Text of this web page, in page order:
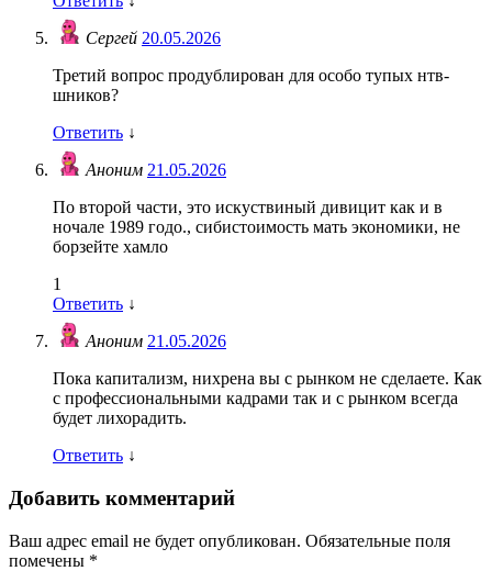
Сергей 20.05.2026
Третий вопрос продублирован для особо тупых нтв-
шников?
Ответить ↓
Аноним 21.05.2026
По второй части, это искуствиный дивицит как и в
ночале 1989 годо., сибистоимость мать экономики, не
борзейте хамло
1
Ответить ↓
Аноним 21.05.2026
Пока капитализм, нихрена вы с рынком не сделаете. Как
с профессиональными кадрами так и с рынком всегда
будет лихорадить.
Ответить ↓
Добавить комментарий
Ваш адрес email не будет опубликован. Обязательные поля
помечены *